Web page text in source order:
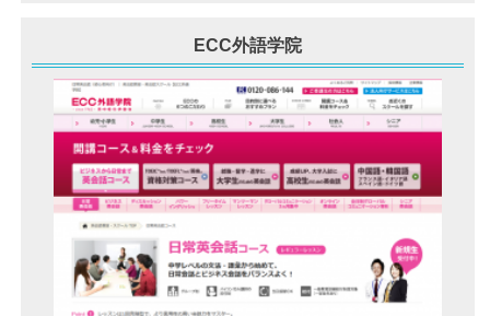
ECC外語学院